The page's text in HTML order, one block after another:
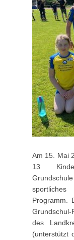
Am 15. Mai
13
Programm.
Grundschul-
des
(unterstützt